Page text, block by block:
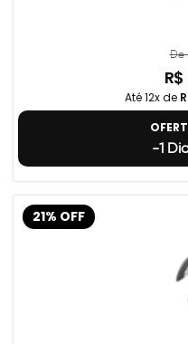
De
Até 12x de
-1
21% OFF